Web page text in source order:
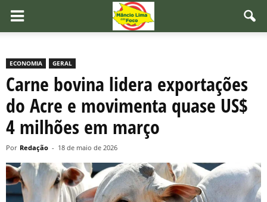
ECONOMIA GERAL
Carne bovina lidera exportações
do Acre e movimenta quase US$
4 milhões em março
Por Redação - 18 de maio de 2026